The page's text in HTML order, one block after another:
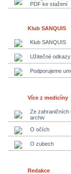
PDF ke stažení
Klub SANQUIS
Klub SANQUIS
Užitečné odkazy
Podporujeme
Více z medicíny
Ze zahraničních
archiv
O očích
O zubech
Redakce